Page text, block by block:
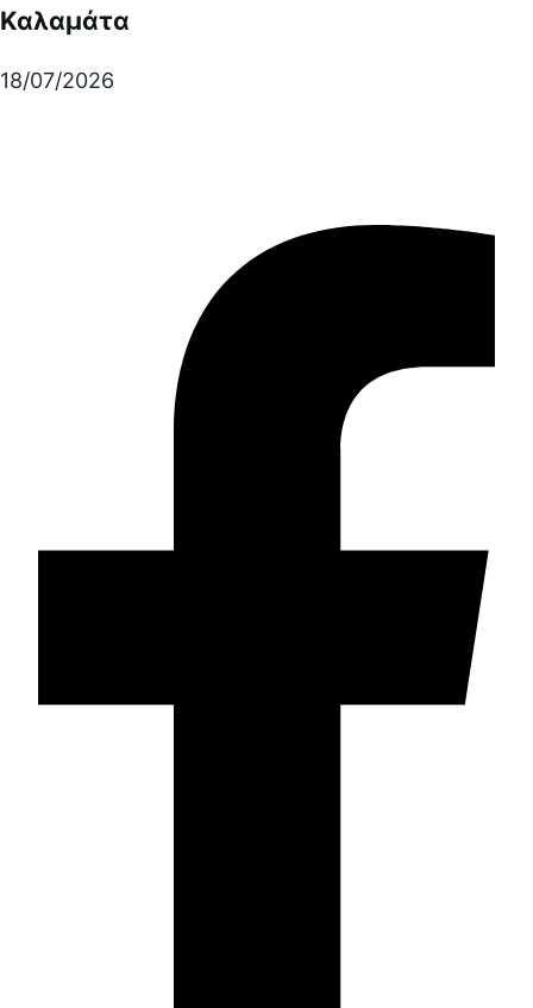
Καλαμάτα
18/07/2026